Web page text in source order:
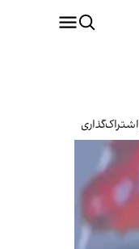
اشتراک‌گذاری